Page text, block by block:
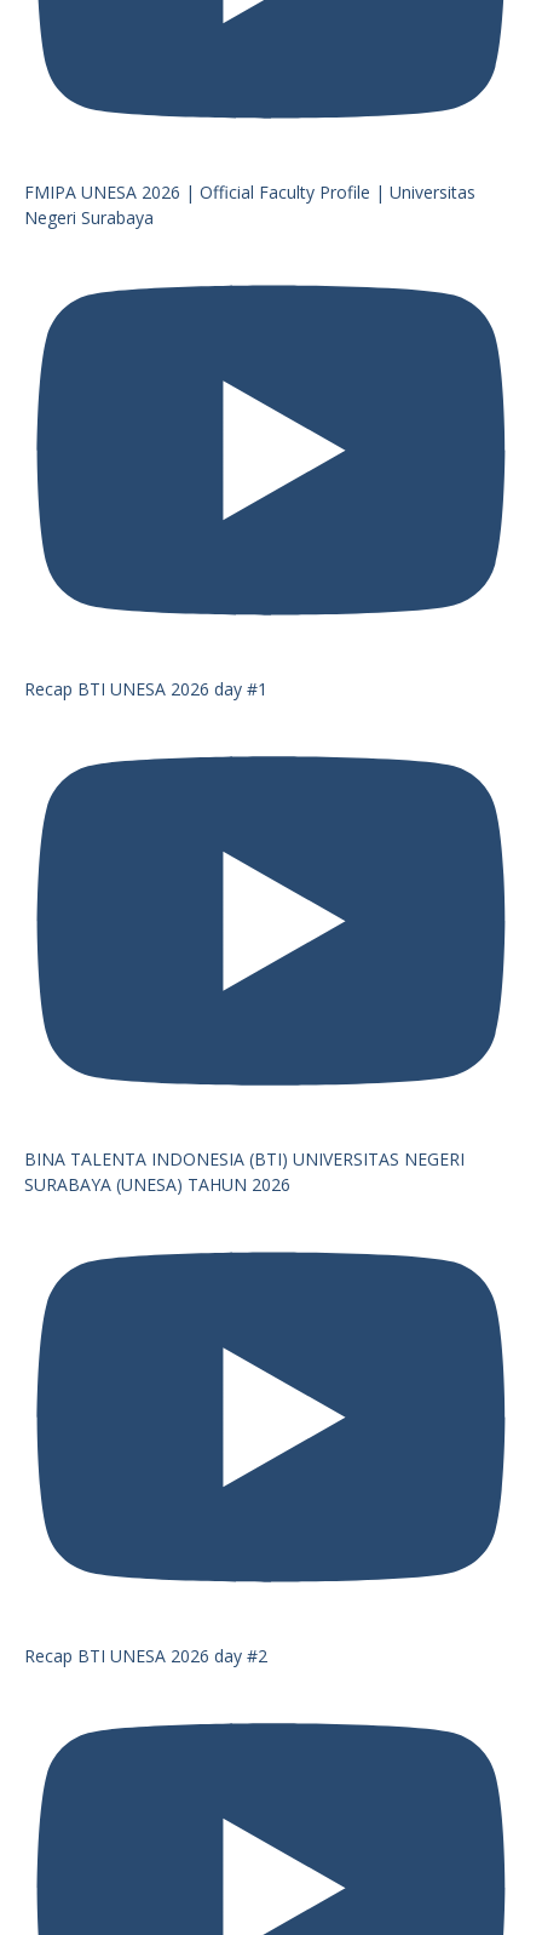
FMIPA UNESA 2026 | Official Faculty Profile | Universitas
Negeri Surabaya
Recap BTI UNESA 2026 day #1
BINA TALENTA INDONESIA (BTI) UNIVERSITAS NEGERI
SURABAYA (UNESA) TAHUN 2026
Recap BTI UNESA 2026 day #2